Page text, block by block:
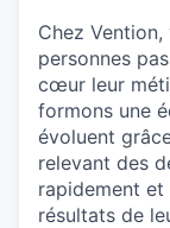
Chez
personnes
cœur leur
formons une
évoluent
relevant des
rapidement
résultats de